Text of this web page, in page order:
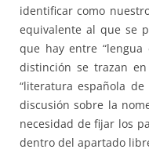
identificar como
equivalente al que se
que hay entre “lengua
distinción se trazan
“literatura española de
discusión sobre la
necesidad de fijar los
dentro del apartado